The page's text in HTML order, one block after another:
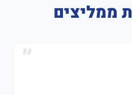
ממליצים